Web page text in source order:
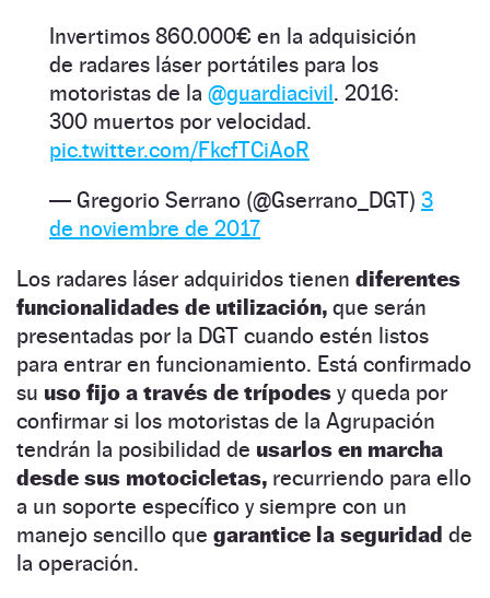
Invertimos 860.000€ en la adquisición
de radares láser portátiles para los
motoristas de la @guardiacivil. 2016:
300 muertos por velocidad.
pic.twitter.com/FkcfTCiAoR
— Gregorio Serrano (@Gserrano_DGT) 3
de noviembre de 2017
Los radares láser adquiridos tienen diferentes
funcionalidades de utilización, que serán
presentadas por la DGT cuando estén listos
para entrar en funcionamiento. Está confirmado
su uso fijo a través de trípodes y queda por
confirmar si los motoristas de la Agrupación
tendrán la posibilidad de usarlos en marcha
desde sus motocicletas, recurriendo para ello
a un soporte específico y siempre con un
manejo sencillo que garantice la seguridad de
la operación.